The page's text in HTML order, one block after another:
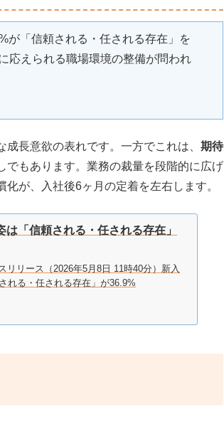
が「信頼される・任される存在」を
応えられる職場環境の整備が問われ
長意欲の表れです。一方でこれは、 期待
でもあります。業務の裁量を段階的に広げ
が、入社後6ヶ月の定着を左右します。
「信頼される・任される存在」
リリース（2026年5月8日 11時40分）新入
れる・任される存在」が36.9%